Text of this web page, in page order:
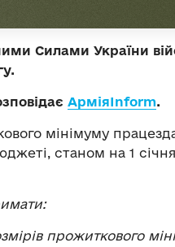
Силами України
АрміяInform.
мінімуму
станом на 1
прожиткового